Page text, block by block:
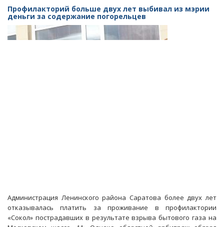
летальное
нарушение
безопасности
«РЖД»
Профилакторий больше двух лет выбивал из мэрии
деньги за содержание погорельцев
Администрация Ленинского района Саратова более двух лет
отказывалась платить за проживание в профилактории
«Сокол» пострадавших в результате взрыва бытового газа на